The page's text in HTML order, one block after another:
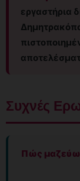
εργαστήρια
Συχνές
Πώς μαζεύω